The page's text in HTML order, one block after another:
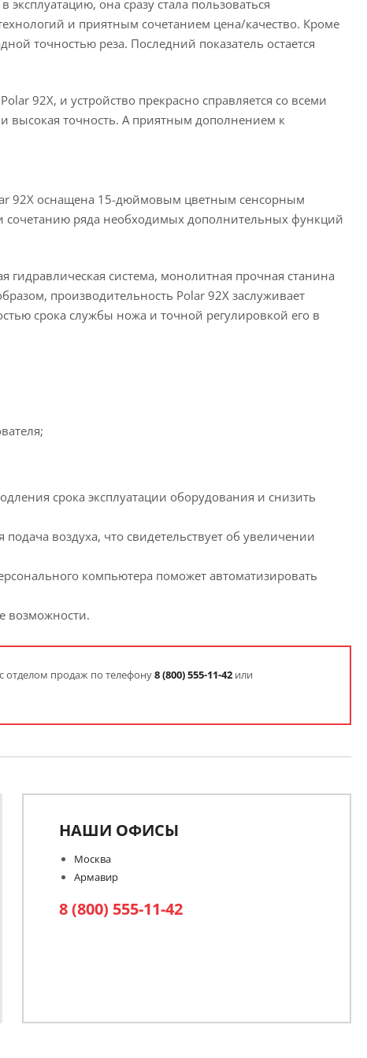
она сразу стала пользоваться
и приятным сочетанием цена/качество. Кроме
точностью реза. Последний показатель остается
92X, и устройство прекрасно справляется со всеми
высокая точность. А приятным дополнением к
92X оснащена 15-дюймовым цветным сенсорным
сочетанию ряда необходимых дополнительных функций
гидравлическая система, монолитная прочная станина
производительность Polar 92X заслуживает
срока службы ножа и точной регулировкой его в
срока эксплуатации оборудования и снизить
воздуха, что свидетельствует об увеличении
компьютера поможет автоматизировать
возможности.
отделом продаж по телефону8(800) 555-11-42 или
НАШИ ОФИСЫ
Москва
Армавир
8 (800) 555-11-42